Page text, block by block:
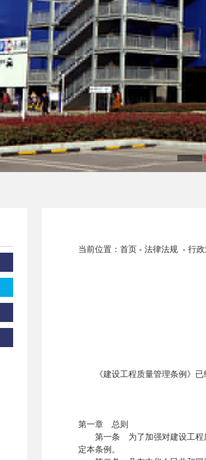
当前位置：首页 - 法律法规 - 行政
《建设工程质量管理条例》已经
第一章 总则
第一条 为了加强对建设工程质
定本条例。